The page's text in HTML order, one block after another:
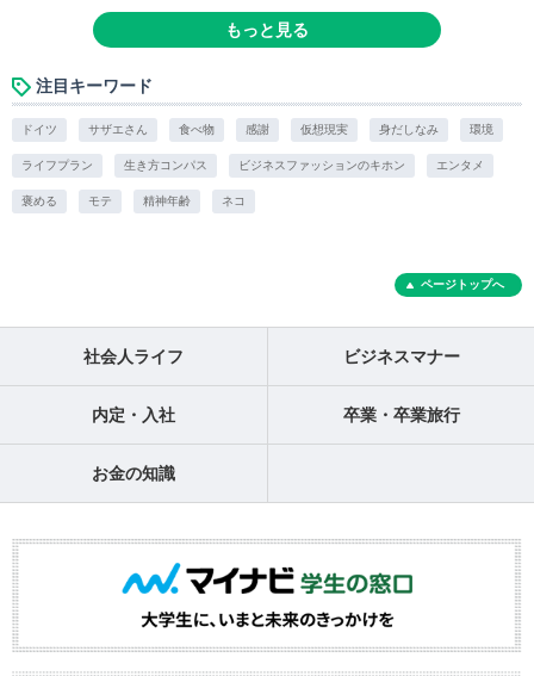
もっと見る
注目キーワード
ドイツ サザエさん 食べ物 感謝 仮想現実 身だしなみ 環境
ライフプラン 生き方コンパス ビジネスファッションのキホン エンタメ
褒める モテ 精神年齢 ネコ
ページトップへ
社会人ライフ ビジネスマナー
内定・入社 卒業・卒業旅行
お金の知識